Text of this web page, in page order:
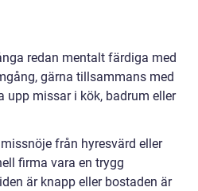
redan mentalt färdiga med
gärna tillsammans med
upp missar i kök, badrum eller
från hyresvärd eller
firma vara en trygg
är knapp eller bostaden är